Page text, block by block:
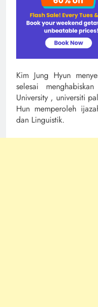
Kim Jung Hyun
selesai
University , universiti
Hun memperoleh
dan Linguistik.